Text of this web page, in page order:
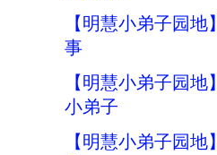
【明慧小弟子园
事
【明慧小弟子园
小弟子
【明慧小弟子园